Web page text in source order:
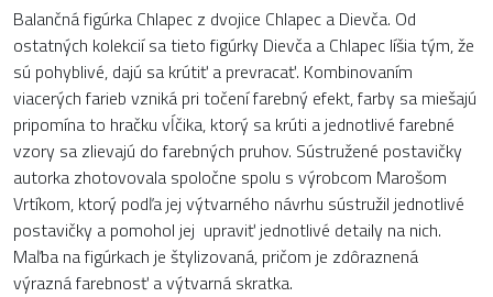
Balančná figúrka Chlapec z dvojice Chlapec a Dievča. Od
ostatných kolekcií sa tieto figúrky Dievča a Chlapec líšia tým, že
sú pohyblivé, dajú sa krútiť a prevracať. Kombinovaním
viacerých farieb vzniká pri točení farebný efekt, farby sa miešajú
pripomína to hračku vĺčika, ktorý sa krúti a jednotlivé farebné
vzory sa zlievajú do farebných pruhov. Sústružené postavičky
autorka zhotovovala spoločne spolu s výrobcom Marošom
Vrtíkom, ktorý podľa jej výtvarného návrhu sústružil jednotlivé
postavičky a pomohol jej upraviť jednotlivé detaily na nich.
Maľba na figúrkach je štylizovaná, pričom je zdôraznená
výrazná farebnosť a výtvarná skratka.